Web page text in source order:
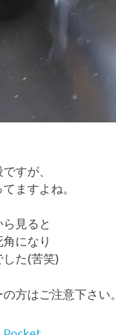
すが、
ますよね。
見ると
になり
た(苦笑)
方はご注意下さい。